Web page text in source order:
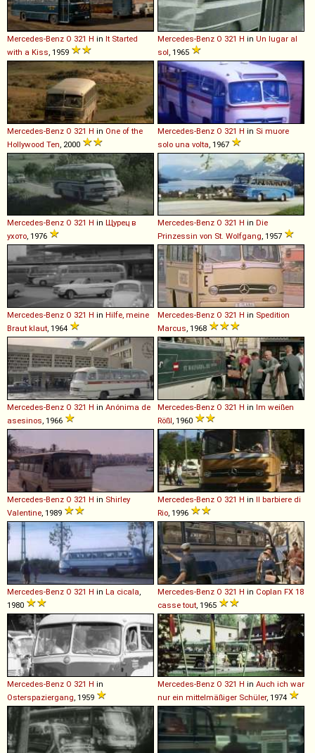
Mercedes-Benz O 321 H in It Started
with a Kiss , 1959
Mercedes-Benz O 321 H in Un lugar al
sol , 1965
Mercedes-Benz O 321 H in One of the
Hollywood Ten , 2000
Mercedes-Benz O 321 H in Si muore
solo una volta , 1967
Mercedes-Benz O 321 H in Щурец в
ухото, 1976
Mercedes-Benz O 321 H in Die
Prinzessin von St. Wolfgang, 1957
Mercedes-Benz O 321 H in Hilfe, meine
Braut klaut, 1964
Mercedes-Benz O 321 H in Spedition
Marcus, 1968
Mercedes-Benz O 321 H in Anónima de
asesinos, 1966
Mercedes-Benz O 321 H in Im weißen
Rößl, 1960
Mercedes-Benz O 321 H in Shirley
Valentine, 1989
Mercedes-Benz O 321 H in Il barbiere di
Rio, 1996
Mercedes-Benz O 321 H in La cicala,
1980
Mercedes-Benz O 321 H in Coplan FX 18
casse tout, 1965
Mercedes-Benz O 321 H in
Osterspaziergang, 1959
Mercedes-Benz O 321 H in Auch ich war
nur ein mittelmäßiger Schüler, 1974